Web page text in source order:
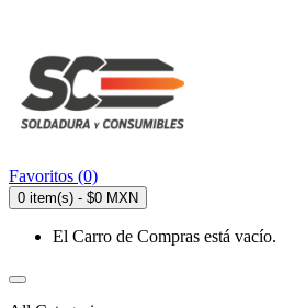
Favoritos (0)
0 item(s) - $0 MXN
El Carro de Compras está vacío.